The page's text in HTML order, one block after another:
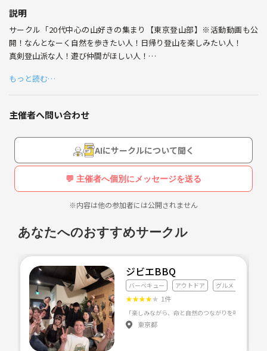
説明
サークル「20代中心の山好きの集まり【東京登山部】※活動動画も公
開！なんとなーく自然を歩きたい人！日帰り登山を楽しみたい人！
真剣登山派な人！遊び仲間がほしい人！
応募の際は、
氏名、年齢、性別、職業、参加できる曜日、登山経験、好きなもの、サ
ークルに求めるもの等教えてください！
※応募状況によってメンバーを選定させていただくことがあります。
※登山時のカメラ係、先頭を歩きたい人、そのうち集団登山の企画をや
ってみたい人、打ち上げの幹事は任せろ！という人、
読図ができる人、応急手当ができる人、
年会費なし、20代中心、未経験〜上級者まで歓迎、凝り固まったルール
がなく好きな時に参加できます。
開催実績
2015年9月〜
もっと読む…
主催者へ問い合わせ
AIにサークルについて聞く
💬 主催者へ個別にメッセージを送る
※内容は他の参加者には公開されません
あなたへのおすすめサークル
ジビエBBQ
バーベキュー アウトドア グルメ・料理全般
★★★★★ 1件
東京都